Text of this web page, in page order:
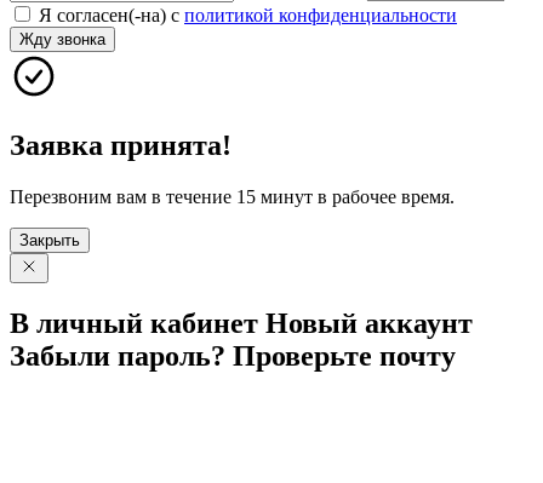
Я согласен(-на) с политикой конфиденциальности
Жду звонка
Заявка принята!
Перезвоним вам в течение 15 минут в рабочее время.
Закрыть
В личный кабинет Новый аккаунт
Забыли пароль? Проверьте почту